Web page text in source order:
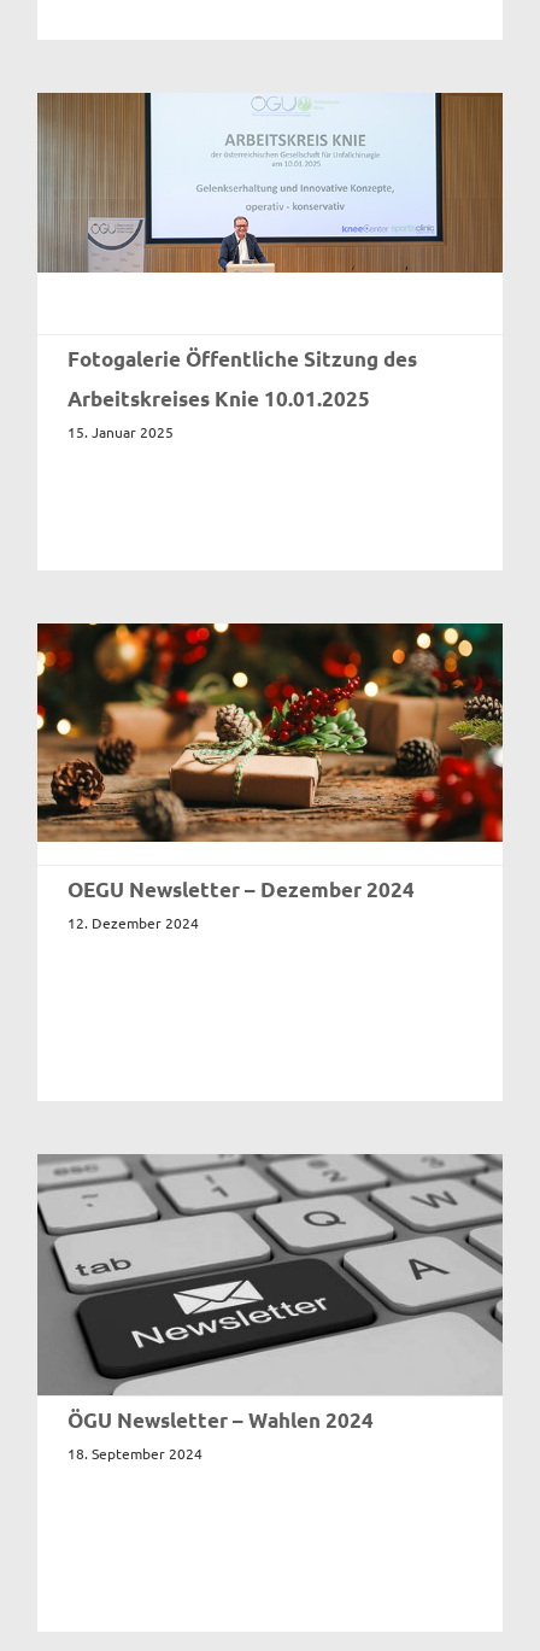
Fotogalerie Öffentliche Sitzung des
Arbeitskreises Knie 10.01.2025
15. Januar 2025
OEGU Newsletter – Dezember 2024
12. Dezember 2024
ÖGU Newsletter – Wahlen 2024
18. September 2024